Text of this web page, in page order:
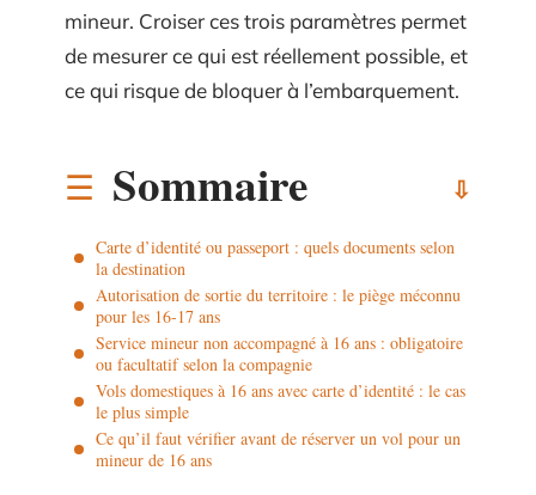
mineur. Croiser ces trois paramètres permet
de mesurer ce qui est réellement possible, et
ce qui risque de bloquer à l’embarquement.
Sommaire
Carte d’identité ou passeport : quels documents selon
la destination
Autorisation de sortie du territoire : le piège méconnu
pour les 16-17 ans
Service mineur non accompagné à 16 ans : obligatoire
ou facultatif selon la compagnie
Vols domestiques à 16 ans avec carte d’identité : le cas
le plus simple
Ce qu’il faut vérifier avant de réserver un vol pour un
mineur de 16 ans